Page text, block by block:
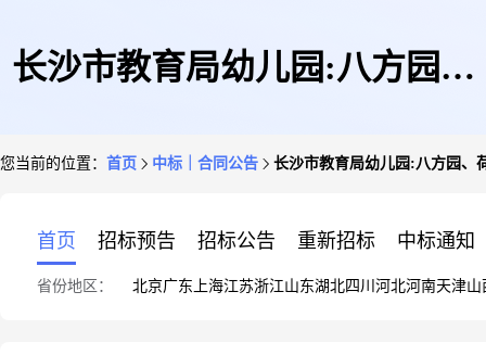
长沙市教育局幼儿园:八方园、
您当前的位置： 首页 中标｜合同公告 长沙市教育局幼儿园:八方园、
首页 招标预告 招标公告 重新招标 中标通知
省份地区： 北京广东 上海江苏浙江山东湖北四川 河北河南天津山